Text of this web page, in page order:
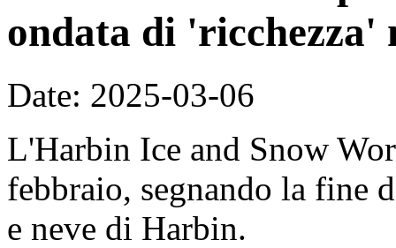
ondata di 'ricchezza'
Date: 2025-03-06
L'Harbin Ice and Snow
febbraio, segnando la fine
e neve di Harbin.